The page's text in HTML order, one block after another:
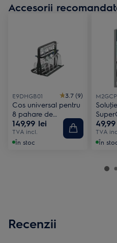
Accesorii
E9DHGB01 3.7 (9)
Cos universal pentru
8 pahare de
sampanie (6 de vin)
149,99 lei
TVA incl.
În stoc
şi vase
TVA
În
Recenzii